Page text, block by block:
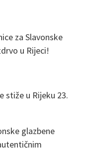
za Slavonske
u Rijeci!
stiže u Rijeku 23.
glazbene